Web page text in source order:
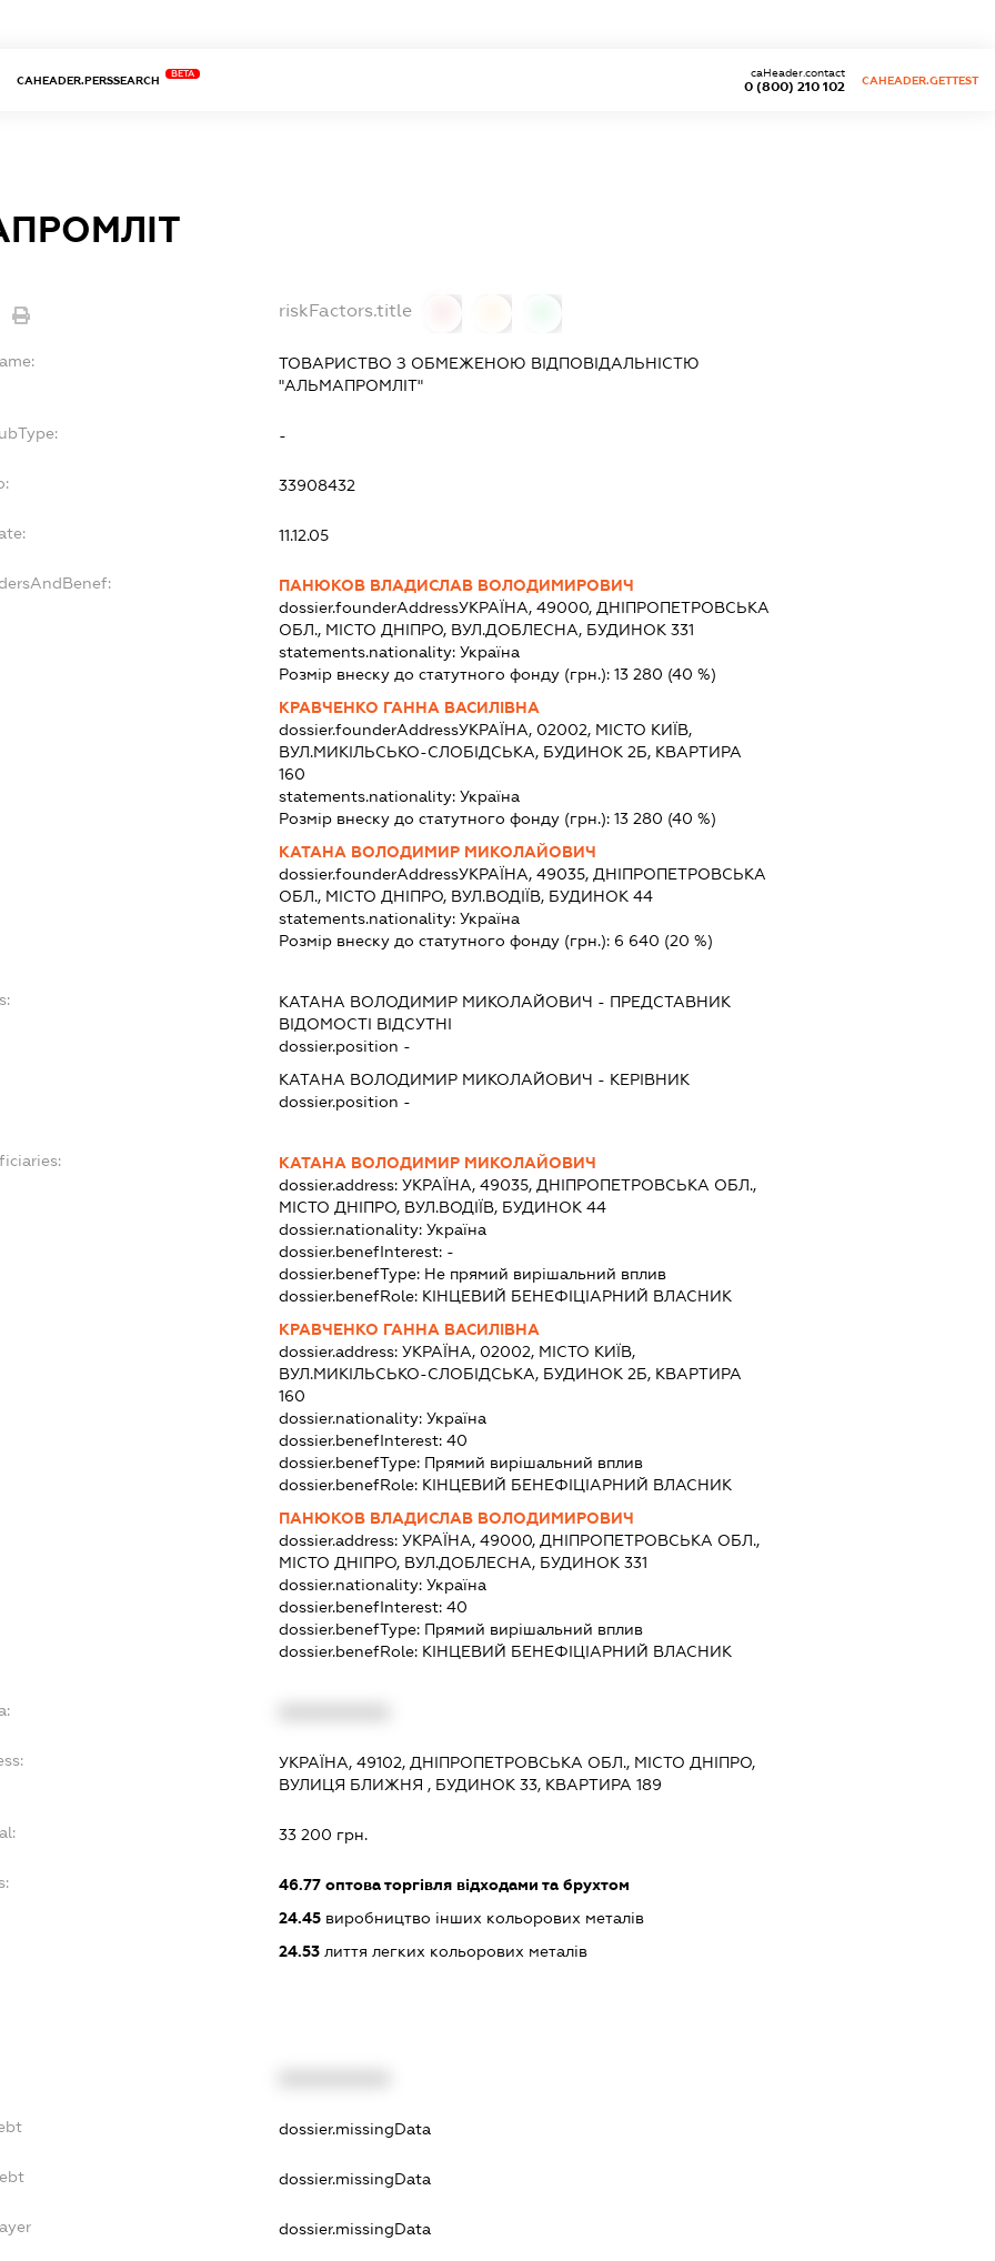
CAHEADER.PERSSEARCH
BETA
0 (800) 210 102
caHeader.contact
CAHEADER.GETTEST
riskFactors.title
ТОВАРИСТВО З ОБМЕЖЕНОЮ ВІДПОВІДАЛЬНІСТЮ
"АЛЬМАПРОМЛІТ"
-
33908432
11.12.05
ПАНЮКОВ ВЛАДИСЛАВ ВОЛОДИМИРОВИЧ
dossier.founderAddressУКРАЇНА, 49000, ДНІПРОПЕТРОВСЬКА
ОБЛ., МІСТО ДНІПРО, ВУЛ.ДОБЛЕСНА, БУДИНОК 331
statements.nationality: Україна
Розмір внеску до статутного фонду (грн.): 13 280 (40 %)
КРАВЧЕНКО ГАННА ВАСИЛІВНА
dossier.founderAddressУКРАЇНА, 02002, МІСТО КИЇВ,
ВУЛ.МИКІЛЬСЬКО-СЛОБІДСЬКА, БУДИНОК 2Б, КВАРТИРА
160
statements.nationality: Україна
Розмір внеску до статутного фонду (грн.): 13 280 (40 %)
КАТАНА ВОЛОДИМИР МИКОЛАЙОВИЧ
dossier.founderAddressУКРАЇНА, 49035, ДНІПРОПЕТРОВСЬКА
ОБЛ., МІСТО ДНІПРО, ВУЛ.ВОДІЇВ, БУДИНОК 44
statements.nationality: Україна
Розмір внеску до статутного фонду (грн.): 6 640 (20 %)
КАТАНА ВОЛОДИМИР МИКОЛАЙОВИЧ - ПРЕДСТАВНИК
ВІДОМОСТІ ВІДСУТНІ
dossier.position -
КАТАНА ВОЛОДИМИР МИКОЛАЙОВИЧ - КЕРІВНИК
dossier.position -
КАТАНА ВОЛОДИМИР МИКОЛАЙОВИЧ
dossier.address: УКРАЇНА, 49035, ДНІПРОПЕТРОВСЬКА ОБЛ.,
МІСТО ДНІПРО, ВУЛ.ВОДІЇВ, БУДИНОК 44
dossier.nationality: Україна
dossier.benefInterest: -
dossier.benefType: Не прямий вирішальний вплив
dossier.benefRole: КІНЦЕВИЙ БЕНЕФІЦІАРНИЙ ВЛАСНИК
КРАВЧЕНКО ГАННА ВАСИЛІВНА
dossier.address: УКРАЇНА, 02002, МІСТО КИЇВ,
ВУЛ.МИКІЛЬСЬКО-СЛОБІДСЬКА, БУДИНОК 2Б, КВАРТИРА
160
dossier.nationality: Україна
dossier.benefInterest: 40
dossier.benefType: Прямий вирішальний вплив
dossier.benefRole: КІНЦЕВИЙ БЕНЕФІЦІАРНИЙ ВЛАСНИК
ПАНЮКОВ ВЛАДИСЛАВ ВОЛОДИМИРОВИЧ
dossier.address: УКРАЇНА, 49000, ДНІПРОПЕТРОВСЬКА ОБЛ.,
МІСТО ДНІПРО, ВУЛ.ДОБЛЕСНА, БУДИНОК 331
dossier.nationality: Україна
dossier.benefInterest: 40
dossier.benefType: Прямий вирішальний вплив
dossier.benefRole: КІНЦЕВИЙ БЕНЕФІЦІАРНИЙ ВЛАСНИК
УКРАЇНА, 49102, ДНІПРОПЕТРОВСЬКА ОБЛ., МІСТО ДНІПРО,
ВУЛИЦЯ БЛИЖНЯ , БУДИНОК 33, КВАРТИРА 189
33 200 грн.
46.77оптова торгівля відходами та брухтом
24.45виробництво інших кольорових металів
24.53лиття легких кольорових металів
dossier.missingData
dossier.missingData
dossier.missingData